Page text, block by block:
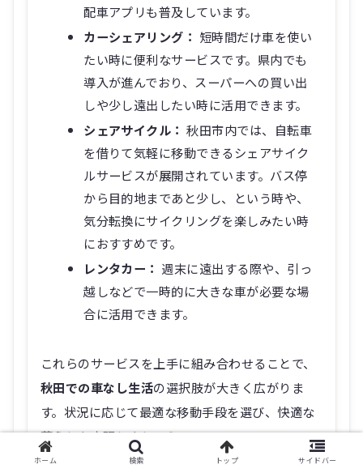
配車アプリも普及しています。
カーシェアリング： 短時間だけ車を使い
たい時に便利なサービスです。県内でも
導入が進んでおり、スーパーへの買い出
しや少し遠出したい時に活用できます。
シェアサイクル： 秋田市内では、自転車
を借りて気軽に移動できるシェアサイク
ルサービスが展開されています。バス停
から目的地まであと少し、という時や、
気分転換にサイクリングを楽しみたい時
におすすめです。
レンタカー： 週末に遠出する際や、引っ
越しなどで一時的に大きな車が必要な場
合に活用できます。
これらのサービスを上手に組み合わせることで、
秋田での車なし生活の選択肢が大きく広がりま
す。状況に応じて最適な移動手段を選び、快適な
暮らしを実現しましょう。
ホーム 検索 トップ サイドバー